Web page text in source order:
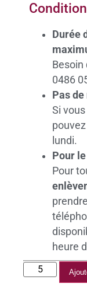
Durée
0486
Pas
Si
lundi.
Pour
Pour
heure